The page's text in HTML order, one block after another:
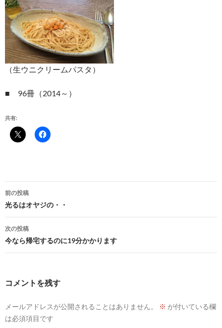
（生ウニクリームパスタ）
■ 96冊（2014～）
共有:
投
稿
ナ
ビ
ゲ
ョ
前の投稿
光るはオヤジの・・
次の投稿
今なら帰宅するのに19分かかります
コメントを残す
メールアドレスが公開されることはありません。 ※ が付いている欄
は必須項目です